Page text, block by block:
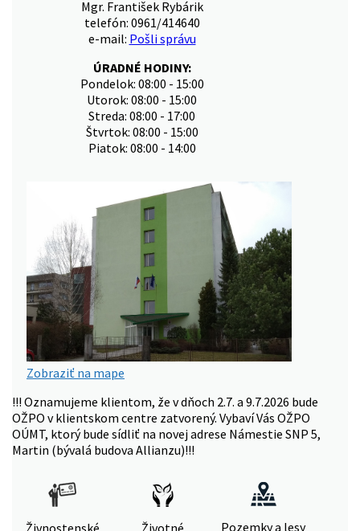
Mgr. František Rybárik
telefón: 0961/414640
e-mail: Pošli správu
ÚRADNÉ HODINY:
Pondelok: 08:00 - 15:00
Utorok: 08:00 - 15:00
Streda: 08:00 - 17:00
Štvrtok: 08:00 - 15:00
Piatok: 08:00 - 14:00
Zobraziť na mape
!!! Oznamujeme klientom, že v dňoch 2.7. a 9.7.2026 bude
OŽPO v klientskom centre zatvorený. Vybaví Vás OŽPO
OÚMT, ktorý bude sídliť na novej adrese Námestie SNP 5,
Martin (bývalá budova Allianzu)!!!
Pozemky a lesy